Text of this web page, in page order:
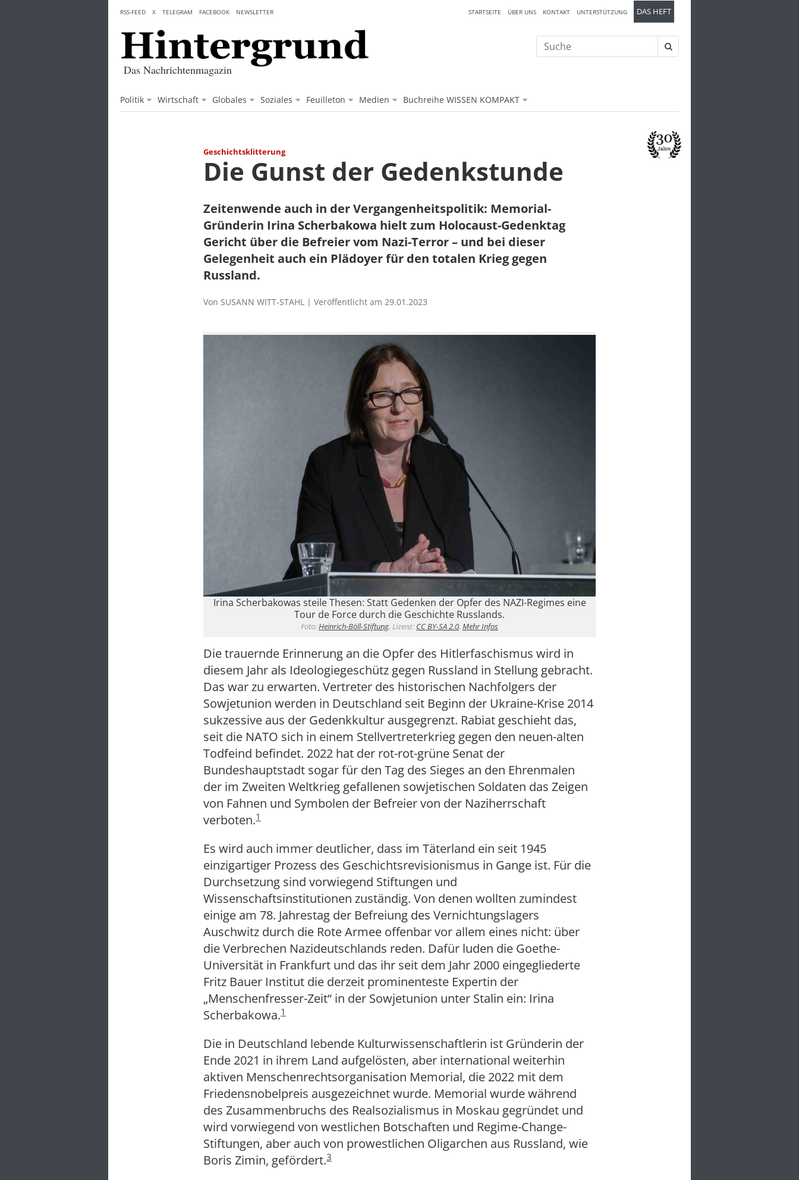
content
Das Nachrichtenmagazin
Politik Wirtschaft Globales Soziales Feuilleton Medien Buchreihe WISSEN KOMPAKT
STARTSEITE ÜBER UNS KONTAKT UNTERSTÜTZUNG DAS HEFT
RSS-FEED X TELEGRAM FACEBOOK NEWSLETTER
Suche
nach:
Geschichtsklitterung
Die Gunst der Gedenkstunde
Zeitenwende auch in der Vergangenheitspolitik: Memorial-
Gründerin Irina Scherbakowa hielt zum Holocaust-Gedenktag
Gericht über die Befreier vom Nazi-Terror – und bei dieser
Gelegenheit auch ein Plädoyer für den totalen Krieg gegen
Russland.
Von SUSANN WITT-STAHL | Veröffentlicht am 29.01.2023
Irina Scherbakowas steile Thesen: Statt Gedenken der Opfer des NAZI-Regimes eine
Tour de Force durch die Geschichte Russlands.
Foto:Heinrich-Böll-Stiftung, Lizenz: CC BY-SA 2.0, Mehr Infos
Die trauernde Erinnerung an die Opfer des Hitlerfaschismus wird in
diesem Jahr als Ideologiegeschütz gegen Russland in Stellung gebracht.
Das war zu erwarten. Vertreter des historischen Nachfolgers der
Sowjetunion werden in Deutschland seit Beginn der Ukraine-Krise 2014
sukzessive aus der Gedenkkultur ausgegrenzt. Rabiat geschieht das,
seit die NATO sich in einem Stellvertreterkrieg gegen den neuen-alten
Todfeind befindet. 2022 hat der rot-rot-grüne Senat der
Bundeshauptstadt sogar für den Tag des Sieges an den Ehrenmalen
der im Zweiten Weltkrieg gefallenen sowjetischen Soldaten das Zeigen
von Fahnen und Symbolen der Befreier von der Naziherrschaft
verboten.1
Es wird auch immer deutlicher, dass im Täterland ein seit 1945
einzigartiger Prozess des Geschichtsrevisionismus in Gange ist. Für die
Durchsetzung sind vorwiegend Stiftungen und
Wissenschaftsinstitutionen zuständig. Von denen wollten zumindest
einige am 78. Jahrestag der Befreiung des Vernichtungslagers
Auschwitz durch die Rote Armee offenbar vor allem eines nicht: über
die Verbrechen Nazideutschlands reden. Dafür luden die Goethe-
Universität in Frankfurt und das ihr seit dem Jahr 2000 eingegliederte
Fritz Bauer Institut die derzeit prominenteste Expertin der
„Menschenfresser-Zeit“ in der Sowjetunion unter Stalin ein: Irina
Scherbakowa.1
Die in Deutschland lebende Kulturwissenschaftlerin ist Gründerin der
Ende 2021 in ihrem Land aufgelösten, aber international weiterhin
aktiven Menschenrechtsorganisation Memorial, die 2022 mit dem
Friedensnobelpreis ausgezeichnet wurde. Memorial wurde während
des Zusammenbruchs des Realsozialismus in Moskau gegründet und
wird vorwiegend von westlichen Botschaften und Regime-Change-
Stiftungen, aber auch von prowestlichen Oligarchen aus Russland, wie
Boris Zimin, gefördert.3